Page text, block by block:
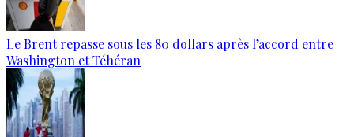
Le Brent repasse sous les 80 dollars après l’accord entre
Washington et Téhéran